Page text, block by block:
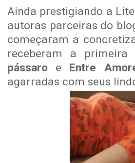
Ainda prestigiando a
autoras parceiras do
começaram a
receberam a
pássaro e Entre
agarradas com seus